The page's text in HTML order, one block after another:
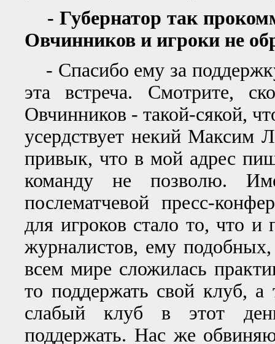
- Губернатор так
Овчинников и игроки не
- Спасибо ему за
эта встреча. Смотрите,
Овчинников - такой-сякой,
усердствует некий Максим
привык, что в мой адрес
команду не позволю.
послематчевой пресс-
для игроков стало то, что
журналистов, ему
всем мире сложилась
то поддержать свой клуб,
слабый клуб в этот
поддержать. Нас же